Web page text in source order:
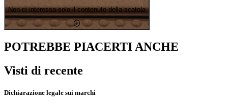
Non ci interessa solo il contenuto della scatola
POTREBBE PIACERTI ANCHE
Visti di recente
Dichiarazione legale sui marchi